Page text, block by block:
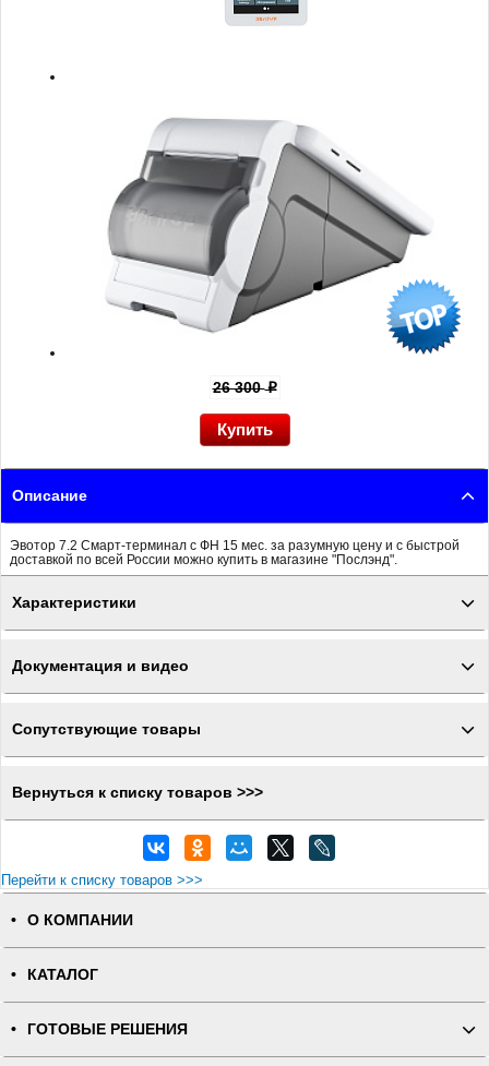
26 300p
Описание
Эвотор 7.2 Смарт-терминал с ФН 15 мес. за разумную цену и с быстрой
доставкой по всей России можно купить в магазине "Послэнд".
Характеристики
Документация и видео
Сопутствующие товары
Вернуться к списку товаров >>>
Перейти к списку товаров >>>
О КОМПАНИИ
КАТАЛОГ
ГОТОВЫЕ РЕШЕНИЯ